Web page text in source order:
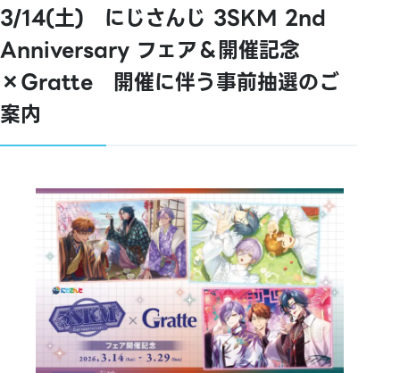
3/14(土) にじさんじ 3SKM 2nd
Anniversary フェア＆開催記念
×Gratte 開催に伴う事前抽選のご
案内